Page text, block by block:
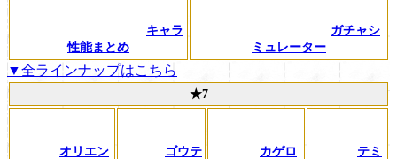
キャラ
性能まとめ
ガチャシ
ミュレーター
▼全ラインナップはこちら
★7
オリエン
ゴウテ
カゲロ
テミ